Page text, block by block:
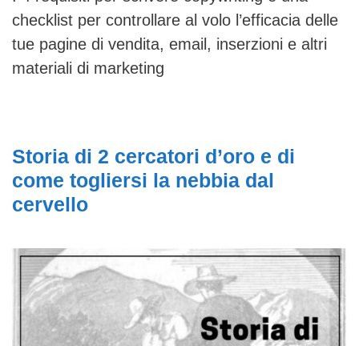
checklist per controllare al volo l’efficacia delle
tue pagine di vendita, email, inserzioni e altri
materiali di marketing
Storia di 2 cercatori d’oro e di
come togliersi la nebbia dal
cervello